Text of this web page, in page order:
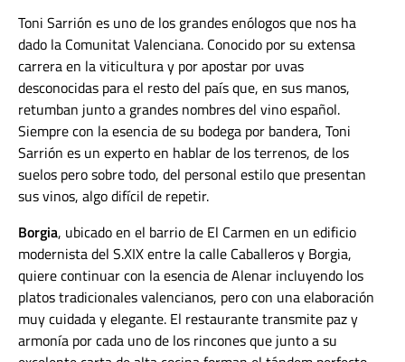
Toni Sarrión es uno de los grandes enólogos que nos ha
dado la Comunitat Valenciana. Conocido por su extensa
carrera en la viticultura y por apostar por uvas
desconocidas para el resto del país que, en sus manos,
retumban junto a grandes nombres del vino español.
Siempre con la esencia de su bodega por bandera, Toni
Sarrión es un experto en hablar de los terrenos, de los
suelos pero sobre todo, del personal estilo que presentan
sus vinos, algo difícil de repetir.
Borgia, ubicado en el barrio de El Carmen en un edificio
modernista del S.XIX entre la calle Caballeros y Borgia,
quiere continuar con la esencia deAlenar incluyendo los
platos tradicionales valencianos, pero con una elaboración
muy cuidada y elegante. El restaurante transmite paz y
armonía por cada uno de los rincones que junto a su